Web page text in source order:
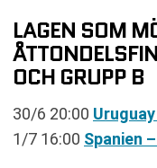
LAGEN SOM
OCH GRUPP B
30/6 20:00
1/7 16:00 Spanien